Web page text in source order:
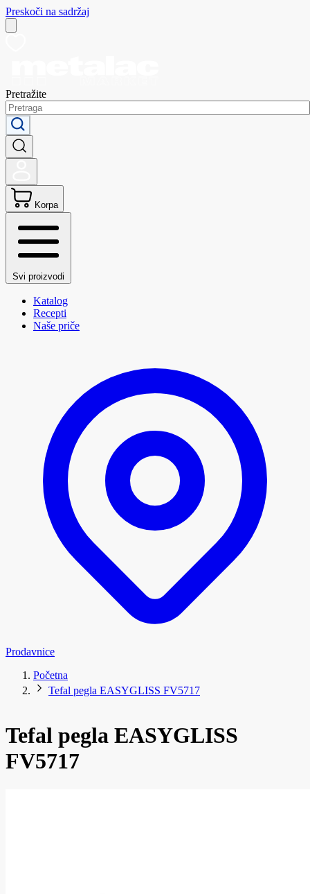
Preskoči na sadržaj
Pretražite
Korpa
Svi proizvodi
Katalog
Recepti
Naše priče
Prodavnice
Početna
Tefal pegla EASYGLISS FV5717
Tefal pegla EASYGLISS
FV5717